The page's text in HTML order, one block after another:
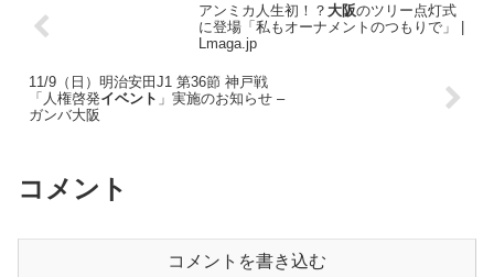
アンミカ人生初！？ 大阪のツリー点灯式
に登場「私もオーナメントのつもりで」 |
Lmaga.jp
11/9（日）明治安田J1 第36節 神戸戦
「人権啓発イベント 」実施のお知らせ –
ガンバ大阪
コメント
コメントを書き込む